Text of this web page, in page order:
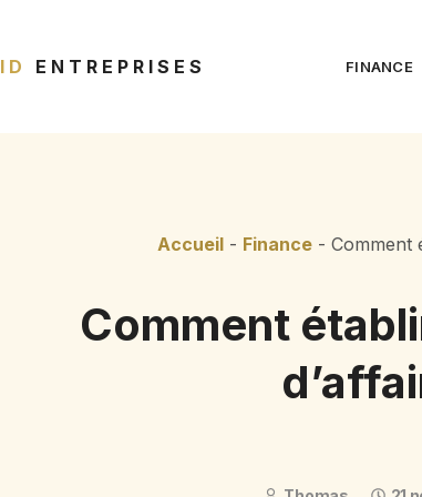
ID ENTREPRISES FINANCE
Accueil- Finance- Comment
Comment